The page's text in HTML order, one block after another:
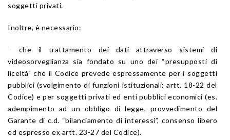
soggetti privati.
Inoltre, è necessario:
– che il trattamento dei dati attraverso sistemi di
videosorveglianza sia fondato su uno dei “presupposti di
liceità” che il Codice prevede espressamente per i soggetti
pubblici (svolgimento di funzioni istituzionali: artt. 18-22 del
Codice) e per soggetti privati ed enti pubblici economici (es.
adempimento ad un obbligo di legge, provvedimento del
Garante di c.d. “bilanciamento di interessi”, consenso libero
ed espresso ex artt. 23-27 del Codice).